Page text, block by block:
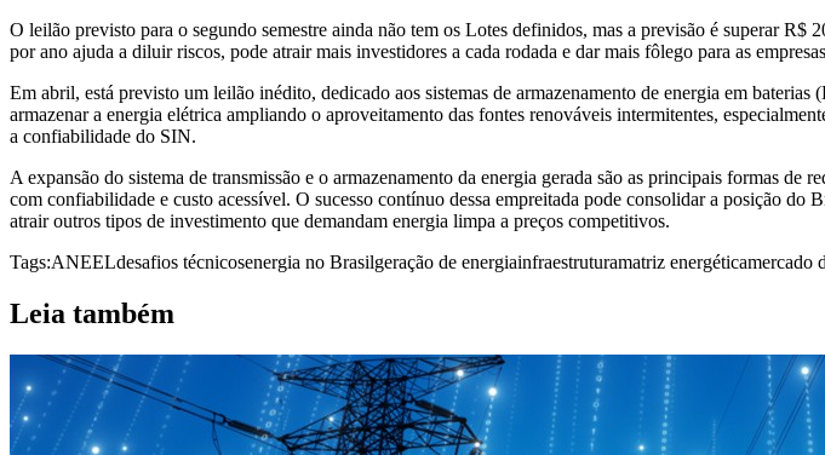
O leilão previsto para o segundo semestre ainda não tem os Lotes definidos, mas a previsão é superar
por ano ajuda a diluir riscos, pode atrair mais investidores a cada rodada e dar mais fôlego para as
Em abril, está previsto um leilão inédito, dedicado aos sistemas de armazenamento de energia em
armazenar a energia elétrica ampliando o aproveitamento das fontes renováveis intermitentes,
a confiabilidade do SIN.
A expansão do sistema de transmissão e o armazenamento da energia gerada são as principais formas
com confiabilidade e custo acessível. O sucesso contínuo dessa empreitada pode consolidar a posição
atrair outros tipos de investimento que demandam energia limpa a preços competitivos.
Tags:ANEELdesafios técnicosenergia no Brasilgeração de energiainfraestruturamatriz energéticamercado
Leia também